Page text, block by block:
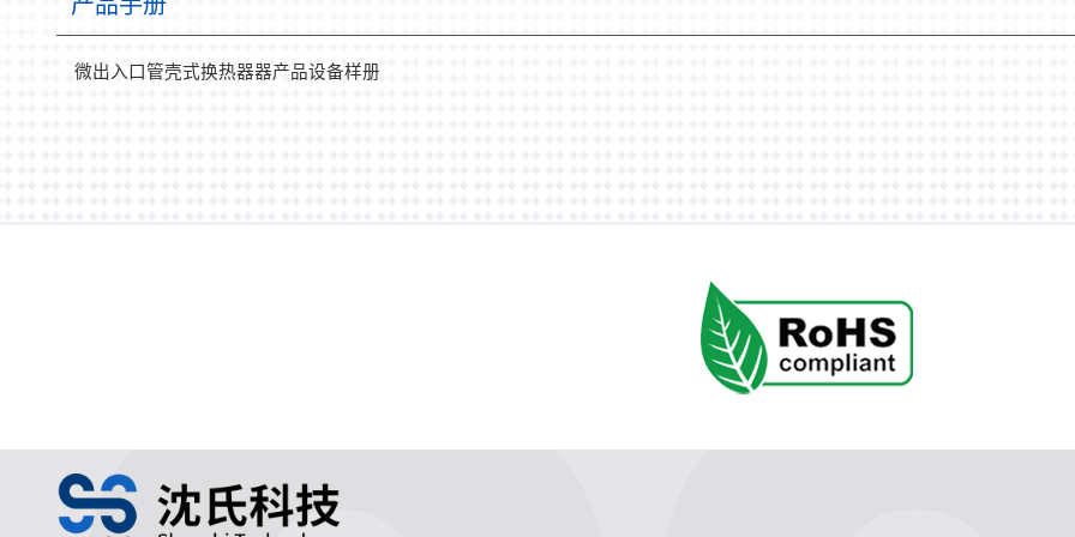
微出入口管壳式换热器器产品设备样册